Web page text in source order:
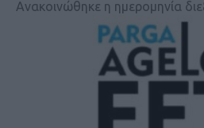
Ανακοινώθηκε η ημερομηνία